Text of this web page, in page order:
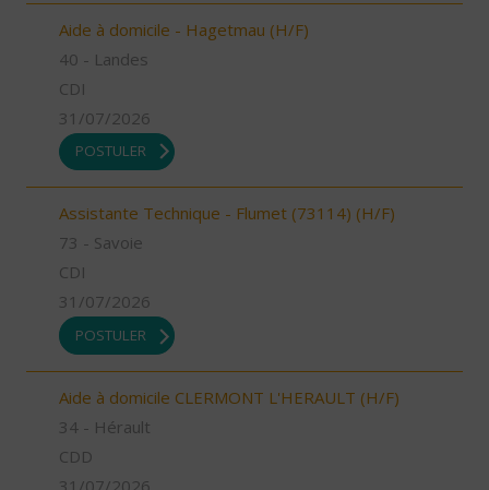
Aide à domicile - Hagetmau (H/F)
40 - Landes
CDI
31/07/2026
POSTULER
Assistante Technique - Flumet (73114) (H/F)
73 - Savoie
CDI
31/07/2026
POSTULER
Aide à domicile CLERMONT L'HERAULT (H/F)
34 - Hérault
CDD
31/07/2026